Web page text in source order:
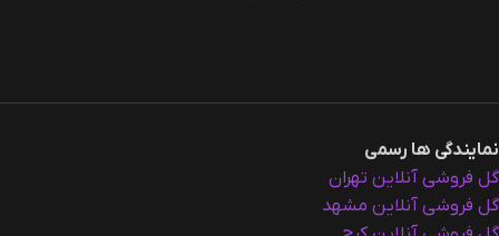
نمایندگی ها رسمی
گل فروشی آنلاین تهران
گل فروشی آنلاین مشهد